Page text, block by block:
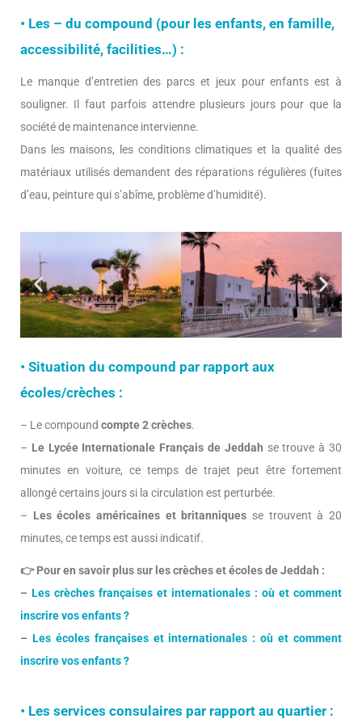
• Les – du compound (pour les enfants, en famille,
accessibilité, facilities…) :
Le manque d’entretien des parcs et jeux pour enfants est à
souligner. Il faut parfois attendre plusieurs jours pour que la
société de maintenance intervienne.
Dans les maisons, les conditions climatiques et la qualité des
matériaux utilisés demandent des réparations régulières (fuites
d’eau, peinture qui s’abîme, problème d’humidité).
• Situation du compound par rapport aux
écoles/crèches :
– Le compound compte 2 crèches.
– Le Lycée Internationale Français de Jeddah se trouve à 30
minutes en voiture, ce temps de trajet peut être fortement
allongé certains jours si la circulation est perturbée.
– Les écoles américaines et britanniques se trouvent à 20
minutes, ce temps est aussi indicatif.
👉Pour en savoir plus sur les crèches et écoles de Jeddah :
– Les crèches françaises et internationales : où et comment
inscrire vos enfants ?
– Les écoles françaises et internationales : où et comment
inscrire vos enfants ?
• Les services consulaires par rapport au quartier :